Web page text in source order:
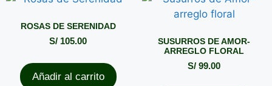
ROSAS DE SERENIDAD
S/ 105.00
Añadir al carrito
SUSURROS DE AMOR-
ARREGLO FLORAL
S/ 99.00